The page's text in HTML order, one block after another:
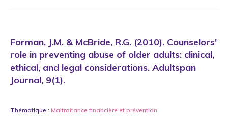
Forman, J.M. & McBride, R.G. (2010). Counselors'
role in preventing abuse of older adults: clinical,
ethical, and legal considerations. Adultspan
Journal, 9(1).
Thématique : Maltraitance financière et prévention